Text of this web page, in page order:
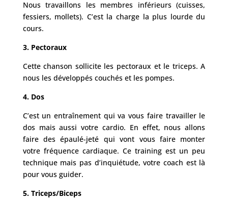
Nous travaillons les membres inférieurs (cuisses,
fessiers, mollets). C’est la charge la plus lourde du
cours.
3. Pectoraux
Cette chanson sollicite les pectoraux et le triceps. A
nous les développés couchés et les pompes.
4. Dos
C’est un entraînement qui va vous faire travailler le
dos mais aussi votre cardio. En effet, nous allons
faire des épaulé-jeté qui vont vous faire monter
votre fréquence cardiaque. Ce training est un peu
technique mais pas d’inquiétude, votre coach est là
pour vous guider.
5. Triceps/Biceps